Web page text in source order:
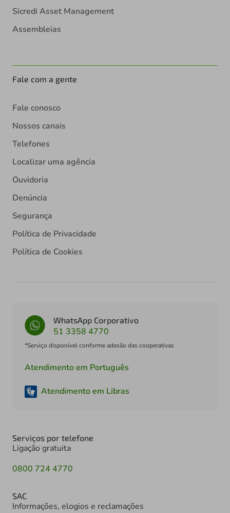
Sicredi Asset Management
Assembleias
Fale com a gente
Fale conosco
Nossos canais
Telefones
Localizar uma agência
Ouvidoria
Denúncia
Segurança
Política de Privacidade
Política de Cookies
WhatsApp Corporativo
51 3358 4770
*Serviço disponível conforme adesão das cooperativas
Atendimento em Português
Atendimento em Libras
Serviços por telefone
Ligação gratuita
0800 724 4770
SAC
Informações, elogios e reclamações